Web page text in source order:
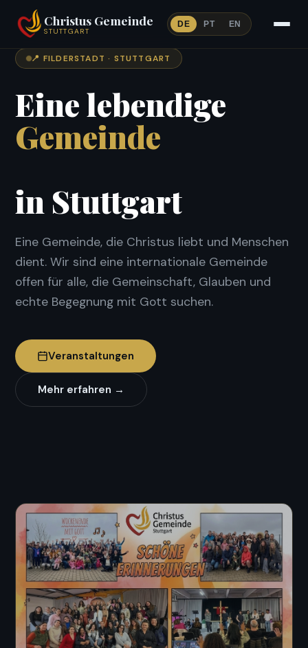
Christus Gemeinde
STUTTGART
DE PT EN
📍 FILDERSTADT · STUTTGART
Eine lebendige
Gemeinde
in Stuttgart
Eine Gemeinde, die Christus liebt und Menschen
dient. Wir sind eine internationale Gemeinde
offen für alle, die Gemeinschaft, Glauben und
echte Begegnung mit Gott suchen.
Veranstaltungen
Mehr erfahren →